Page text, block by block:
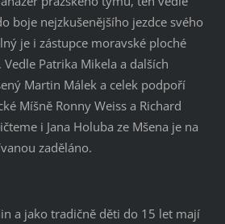
boje nejzkušenějšího jezdce svého
je i zástupce moravské ploché
Patrika Mikela a dalších
Martin Málek a celek podpoří
Míšně Ronny Weiss a Richard
i Jana Holuba ze Mšena je na
zaděláno.
a jako tradičně děti do 15 let mají